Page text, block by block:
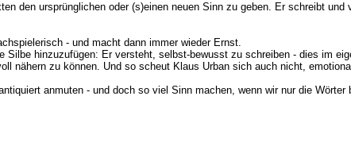
den ursprünglichen oder (s)einen neuen Sinn zu geben. Er schreibt
- und macht dann immer wieder Ernst.
Silbe hinzuzufügen: Er versteht, selbst-bewusst zu schreiben - dies im
nähern zu können. Und so scheut Klaus Urban sich auch nicht,
anmuten - und doch so viel Sinn machen, wenn wir nur die